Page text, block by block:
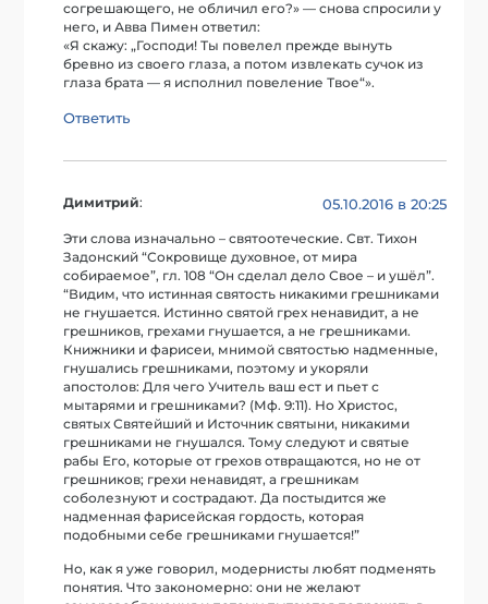
согрешающего, не обличил его?» — снова спросили у
него, и Авва Пимен ответил:
«Я скажу: „Господи! Ты повелел прежде вынуть
бревно из своего глаза, а потом извлекать сучок из
глаза брата — я исполнил повеление Твое“».
Ответить
Димитрий: 05.10.2016 в 20:25
Эти слова изначально – святоотеческие. Свт. Тихон
Задонский “Сокровище духовное, от мира
собираемое”, гл. 108 “Он сделал дело Свое – и ушёл”.
“Видим, что истинная святость никакими грешниками
не гнушается. Истинно святой грех ненавидит, а не
грешников, грехами гну­шается, а не грешниками.
Книжники и фари­сеи, мнимой святостью надменные,
гнушались грешниками, поэтому и укоряли
апостолов: Для чего Учитель ваш ест и пьет с
мытарями и греш­никами? (Мф. 9:11). Но Христос,
святых Свя­тейший и Источник святыни, никакими
греш­никами не гнушался. Тому следуют и святые
рабы Его, которые от грехов отвращаются, но не от
грешников; грехи ненавидят, а грешни­кам
соболезнуют и сострадают. Да постыдит­ся же
надменная фарисейская гордость, кото­рая
подобными себе грешниками гнушается!”
Но, как я уже говорил, модернисты любят подменять
понятия. Что закономерно: они не желают